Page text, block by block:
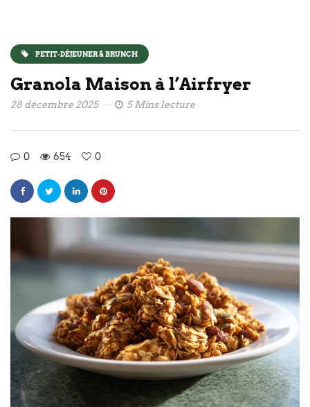
PETIT-DÉJEUNER & BRUNCH
Granola Maison à l’Airfryer
28 décembre 2025 5 Mins lecture
0 654 0